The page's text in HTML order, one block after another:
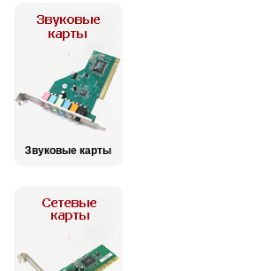
Звуковые карты